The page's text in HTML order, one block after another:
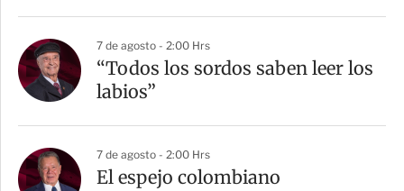
7 de agosto - 2:00 Hrs
“Todos los sordos saben leer los
labios”
7 de agosto - 2:00 Hrs
El espejo colombiano